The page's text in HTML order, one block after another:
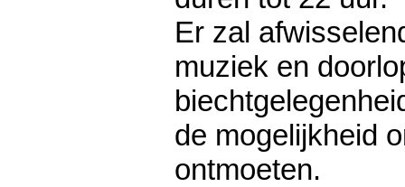
Er zal
muziek en
de mogelijkheid
ontmoeten.